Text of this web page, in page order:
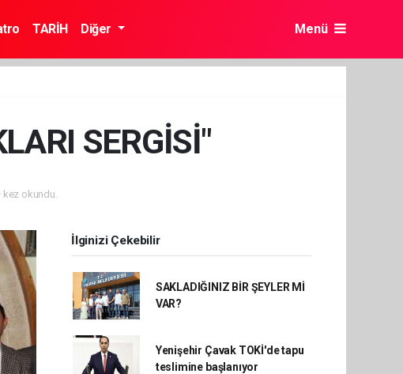
TARİH Diğer Menü
SERGİSİ"
kez okundu.
İlginizi Çekebilir
SAKLADIĞINIZ BİR ŞEYLER Mİ
VAR?
Yenişehir Çavak TOKİ'de tapu
teslimine başlanıyor